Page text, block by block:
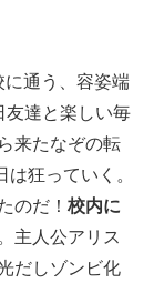
通う、容姿端
友達と楽しい毎
来たなぞの転
狂っていく。
のだ！ 校内に
主人公アリス
だしゾンビ化